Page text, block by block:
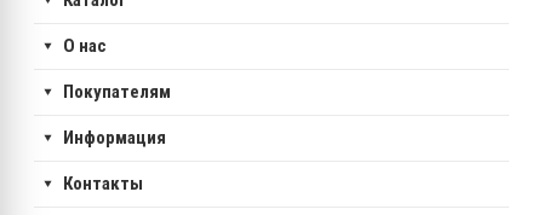
О нас
Покупателям
Информация
Контакты